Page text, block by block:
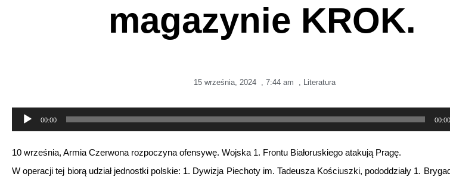
magazynie KROK.
15 września, 2024 , 7:44 am , Literatura
Odtwarzacz
plików
dźwiękowych
00:00 00:00
10 września, Armia Czerwona rozpoczyna ofensywę. Wojska 1. Frontu Białoruskiego atakują Pragę.
W operacji tej biorą udział jednostki polskie: 1. Dywizja Piechoty im. Tadeusza Kościuszki, pododdziały 1.